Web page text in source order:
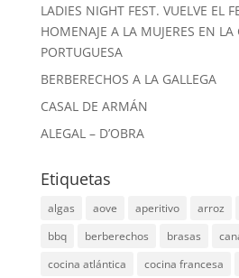
LADIES NIGHT FEST. VUELVE EL
HOMENAJE A LA MUJERES EN
PORTUGUESA
BERBERECHOS A LA GALLEGA
CASAL DE ARMÁN
ALEGAL – D’OBRA
Etiquetas
algas aove aperitivo arroz
bbq
berberechos brasas
cocina atlántica
cocina francesa